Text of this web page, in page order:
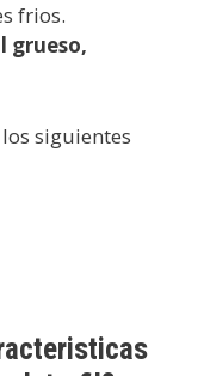
frios.
grueso,
siguientes